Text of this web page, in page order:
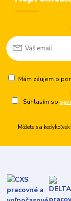
Mám záujem o
Súhlasím so
Môžete sa